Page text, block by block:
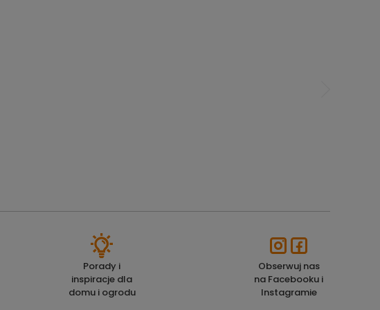
Porady i
inspiracje dla
domu i ogrodu
Obserwuj nas
na Facebooku i
Instagramie